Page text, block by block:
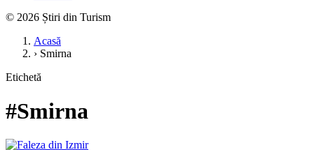
© 2026 Știri din Turism
Acasă
› Smirna
Etichetă
#Smirna